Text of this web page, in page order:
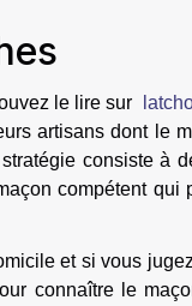
le lire sur
artisans dont le
consiste à
compétent
et si vous
connaître le